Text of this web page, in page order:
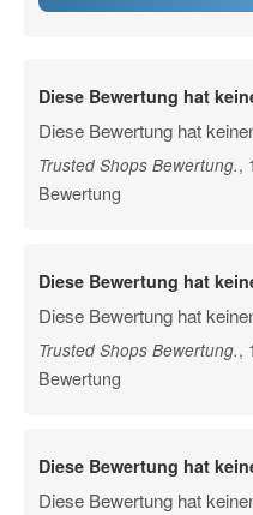
Diese Bewertung hat
Diese Bewertung hat
Trusted Shops Bewertung.,
Bewertung
Diese Bewertung hat
Diese Bewertung hat
Trusted Shops Bewertung.,
Bewertung
Diese Bewertung hat
Diese Bewertung hat